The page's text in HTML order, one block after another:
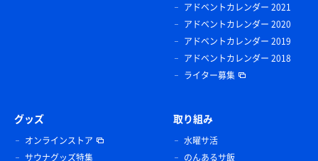
アドベントカレンダー 2021
アドベントカレンダー 2020
アドベントカレンダー 2019
アドベントカレンダー 2018
ライター募集
グッズ
オンラインストア
サウナグッズ特集
取り組み
水曜サ活
のんあるサ飯